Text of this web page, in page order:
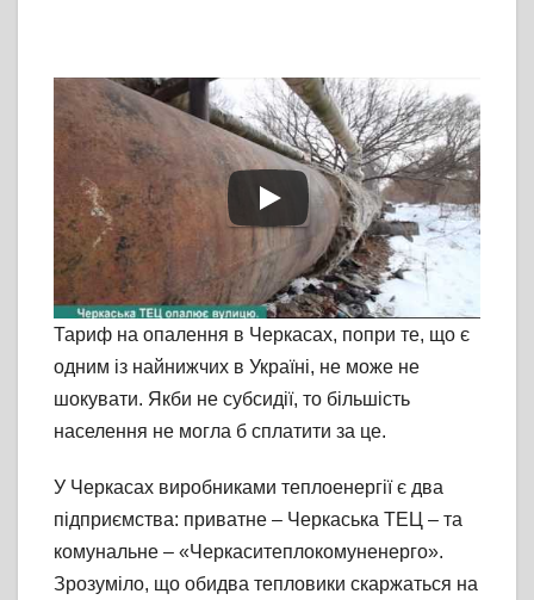
Тариф на опалення в Черкасах, попри те, що є
одним із найнижчих в Україні, не може не
шокувати. Якби не субсидії, то більшість
населення не могла б сплатити за це.
У Черкасах виробниками теплоенергії є два
підприємства: приватне – Черкаська ТЕЦ – та
комунальне – «Черкаситеплокомуненерго».
Зрозуміло, що обидва тепловики скаржаться на